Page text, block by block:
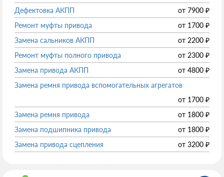
Дефектовка АКПП
от 7900 ₽
Ремонт муфты привода
от 1700 ₽
Замена сальников АКПП
от 2200 ₽
Ремонт муфты полного привода
от 2300 ₽
Замена привода АКПП
от 4800 ₽
Замена ремня привода вспомогательных агрегатов
от 1700 ₽
Замена ремня привода
от 1800 ₽
Замена подшипника привода
от 1800 ₽
Замена привода сцепления
от 3200 ₽